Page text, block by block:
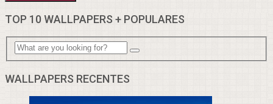
TOP 10 WALLPAPERS + POPULARES
WALLPAPERS RECENTES